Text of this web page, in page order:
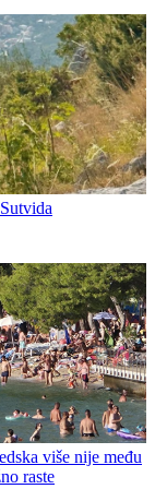
više nije među
raste